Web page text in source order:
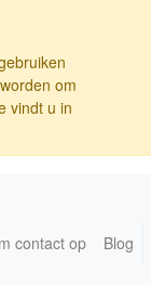
om
vindt u in
contact op Blog